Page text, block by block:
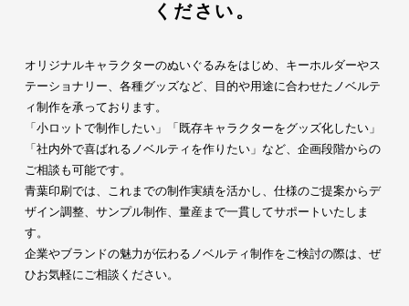
ください。
オリジナルキャラクターのぬいぐるみをはじめ、キーホルダーやス
テーショナリー、各種グッズなど、目的や用途に合わせたノベルテ
ィ制作を承っております。
「小ロットで制作したい」「既存キャラクターをグッズ化したい」
「社内外で喜ばれるノベルティを作りたい」など、企画段階からの
ご相談も可能です。
青葉印刷では、これまでの制作実績を活かし、仕様のご提案からデ
ザイン調整、サンプル制作、量産まで一貫してサポートいたしま
す。
企業やブランドの魅力が伝わるノベルティ制作をご検討の際は、ぜ
ひお気軽にご相談ください。